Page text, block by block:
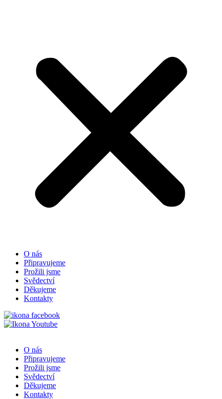
O nás
Připravujeme
Prožili jsme
Svědectví
Děkujeme
Kontakty
O nás
Připravujeme
Prožili jsme
Svědectví
Děkujeme
Kontakty